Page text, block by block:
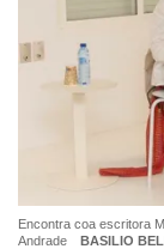
Encontra coa escritora
Andrade
BASILIO